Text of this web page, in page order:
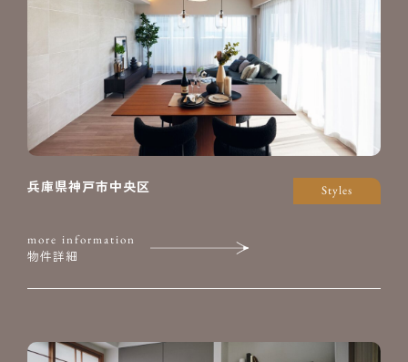
兵庫県神戸市中央区 Styles
more information
物件詳細